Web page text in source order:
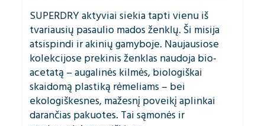
SUPERDRY aktyviai siekia tapti vienu iš
tvariausių pasaulio mados ženklų. Ši misija
atsispindi ir akinių gamyboje. Naujausiose
kolekcijose prekinis ženklas naudoja bio-
acetatą – augalinės kilmės, biologiškai
skaidomą plastiką rėmeliams – bei
ekologiškesnes, mažesnį poveikį aplinkai
darančias pakuotes. Tai sąmonės ir